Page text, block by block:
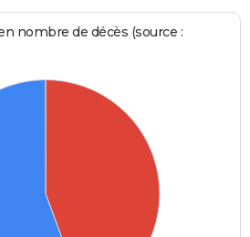
nombre de décès (source :